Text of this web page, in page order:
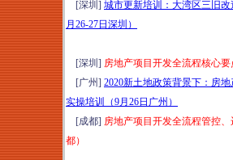
[深圳] 城市更新培训：大湾区三旧
月26-27日深圳）
[深圳] 房地产项目开发全流程核心
[广州] 2020新土地政策背景下：房
实操培训（9月26日广州）
[成都] 房地产项目开发全流程管控
都）